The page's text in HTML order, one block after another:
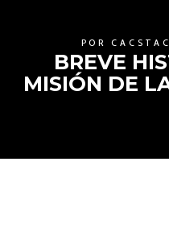
PORCACSTAC
BREVE
MISIÓN DE